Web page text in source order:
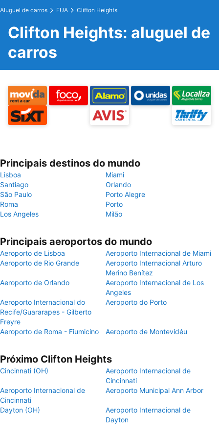
Aluguel de carros EUA Clifton Heights
Clifton Heights: aluguel de
carros
Principais destinos do mundo
Lisboa
Miami
Santiago
Orlando
São Paulo
Porto Alegre
Roma
Porto
Los Angeles
Milão
Principais aeroportos do mundo
Aeroporto de Lisboa
Aeroporto Internacional de Miami
Aeroporto de Rio Grande
Aeroporto Internacional Arturo
Merino Benítez
Aeroporto de Orlando
Aeroporto Internacional de Los
Angeles
Aeroporto Internacional do
Recife/Guararapes - Gilberto
Freyre
Aeroporto do Porto
Aeroporto de Roma - Fiumicino Aeroporto de Montevidéu
Próximo Clifton Heights
Cincinnati (OH)
Aeroporto Internacional de
Cincinnati
Aeroporto Internacional de
Cincinnati
Aeroporto Municipal Ann Arbor
Dayton (OH)
Aeroporto Internacional de
Dayton